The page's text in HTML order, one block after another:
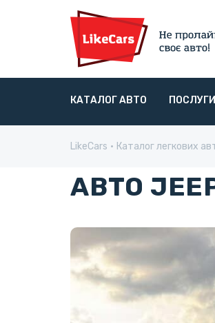
КАТАЛОГ АВТО ПОСЛУГИ
LikeCars Каталог легкових
АВТО